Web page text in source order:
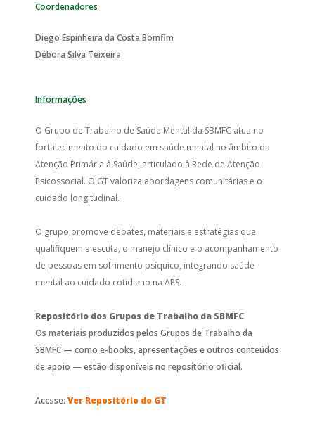
Coordenadores
Diego Espinheira da Costa Bomfim
Débora Silva Teixeira
Informações
O Grupo de Trabalho de Saúde Mental da SBMFC atua no
fortalecimento do cuidado em saúde mental no âmbito da
Atenção Primária à Saúde, articulado à Rede de Atenção
Psicossocial. O GT valoriza abordagens comunitárias e o
cuidado longitudinal.
O grupo promove debates, materiais e estratégias que
qualifiquem a escuta, o manejo clínico e o acompanhamento
de pessoas em sofrimento psíquico, integrando saúde
mental ao cuidado cotidiano na APS.
Repositório dos Grupos de Trabalho da SBMFC
Os materiais produzidos pelos Grupos de Trabalho da
SBMFC — como e-books, apresentações e outros conteúdos
de apoio — estão disponíveis no repositório oficial.
Acesse: Ver Repositório do GT